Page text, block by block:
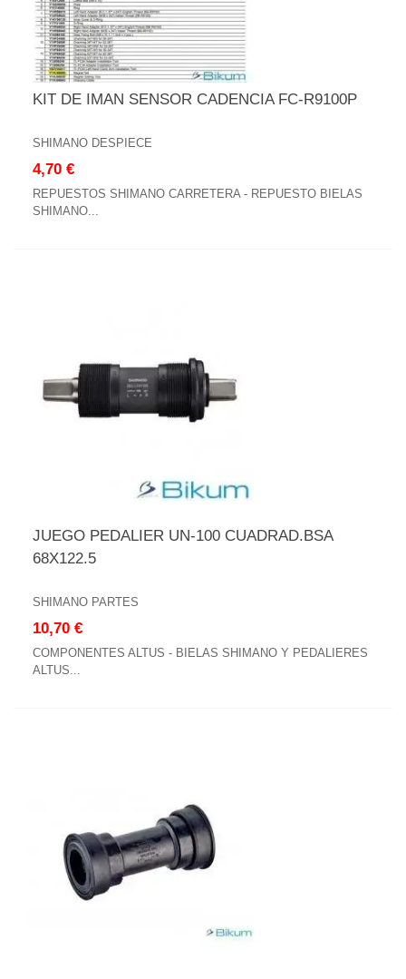
KIT DE IMAN SENSOR CADENCIA FC-R9100P
SHIMANO DESPIECE
4,70 €
REPUESTOS SHIMANO CARRETERA - REPUESTO BIELAS
SHIMANO...
JUEGO PEDALIER UN-100 CUADRAD.BSA
68X122.5
SHIMANO PARTES
10,70 €
COMPONENTES ALTUS - BIELAS SHIMANO Y PEDALIERES
ALTUS...